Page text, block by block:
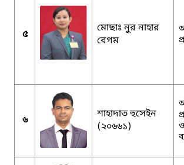
৫
মোছাঃ নুর নাহার
বেগম
৬
শাহাদাত হুসেইন
(২০৬৬১)